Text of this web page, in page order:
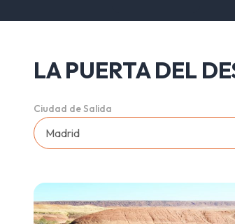
LA PUERTA DEL
Ciudad de Salida